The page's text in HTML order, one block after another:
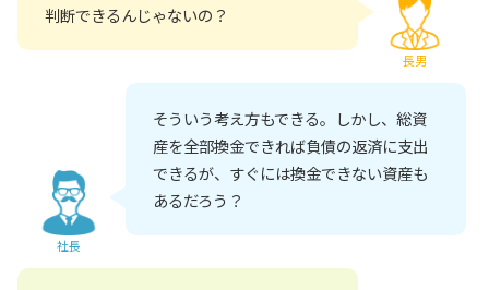
判断できるんじゃないの？
長男
社長
そういう考え方もできる。しかし、総資
産を全部換金できれば負債の返済に支出
できるが、すぐには換金できない資産も
あるだろう？